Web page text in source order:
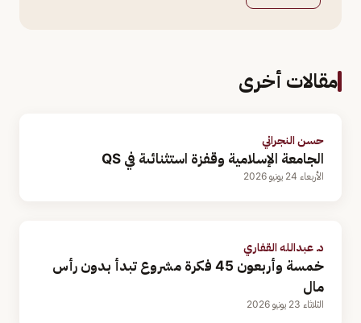
مقالات أخرى
حسن النجراني
الجامعة الإسلامية وقفزة استثنائىة في QS
الأربعاء 24 يونيو 2026
د. عبدالله القفاري
خمسة وأربعون 45 فكرة مشروع تبدأ بدون رأس
مال
الثلاثاء 23 يونيو 2026